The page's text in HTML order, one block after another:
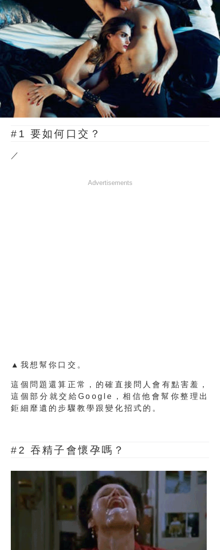
#1 要如何口交？
／
Advertisements
▲我想幫你口交。
這個問題還算正常，的確直接問人會有點害羞，
這個部分就交給Google，相信他會幫你整理出
鉅細靡遺的步驟教學跟變化招式的。
#2 吞精子會懷孕嗎？